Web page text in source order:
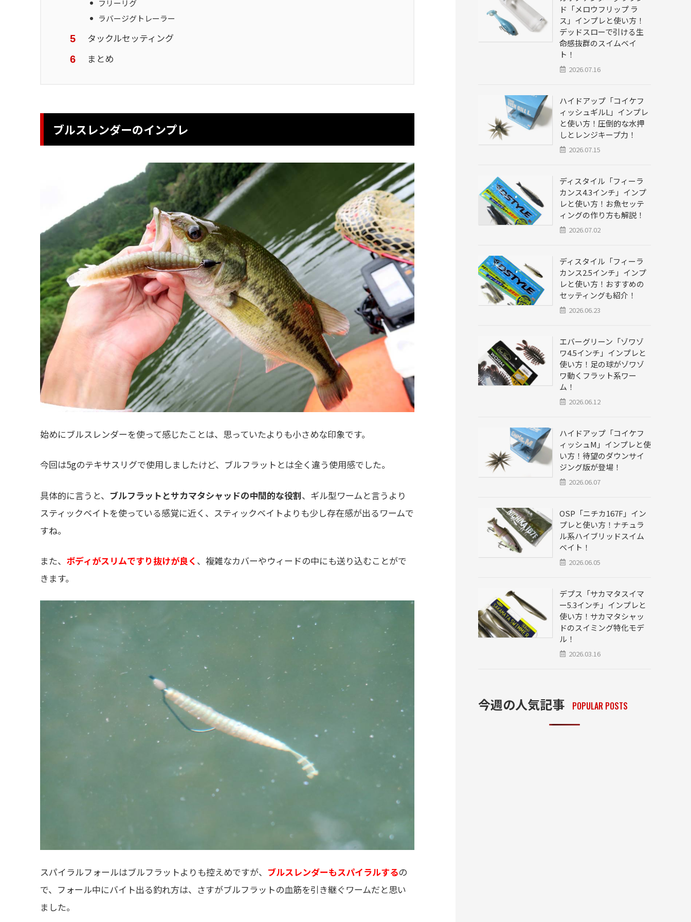
フリーリグ
ラバージグトレーラー
タックルセッティング
まとめ
ブルスレンダーのインプレ
始めにブルスレンダーを使って感じたことは、思っていたよりも小さめな印象です。
今回は5gのテキサスリグで使用しましたけど、ブルフラットとは全く違う使用感でした。
具体的に言うと、 ブルフラットとサカマタシャッドの中間的な役割、ギル型ワームと言うより
スティックベイトを使っている感覚に近く、スティックベイトよりも少し存在感が出るワームで
すね。
また、 ボディがスリムですり抜けが良く 、複雑なカバーやウィードの中にも送り込むことがで
きます。
スパイラルフォールはブルフラットよりも控えめですが、 ブルスレンダーもスパイラルするの
で、フォール中にバイト出る釣れ方は、さすがブルフラットの血筋を引き継ぐワームだと思い
ました。
ド「メロウフリップ ラ
ス」インプレと使い方！
デッドスローで引ける生
命感抜群のスイムベイ
ト！
2026.07.16
ハイドアップ「コイケフ
ィッシュギルL」インプレ
と使い方！圧倒的な水押
しとレンジキープ力！
2026.07.15
ディスタイル「フィーラ
カンス4.3インチ」インプ
レと使い方！お魚セッテ
ィングの作り方も解説！
2026.07.02
ディスタイル「フィーラ
カンス2.5インチ」インプ
レと使い方！おすすめの
セッティングも紹介！
2026.06.23
エバーグリーン「ゾワゾ
ワ4.5インチ」インプレと
使い方！足の球がゾワゾ
ワ動くフラット系ワー
ム！
2026.06.12
ハイドアップ「コイケフ
ィッシュM」インプレと使
い方！待望のダウンサイ
ジング版が登場！
2026.06.07
OSP「ニチカ167F」イン
プレと使い方！ナチュラ
ル系ハイブリッドスイム
ベイト！
2026.06.05
デプス「サカマタスイマ
ー5.3インチ」インプレと
使い方！サカマタシャッ
ドのスイミング特化モデ
ル！
2026.03.16
今週の人気記事 POPULAR POSTS